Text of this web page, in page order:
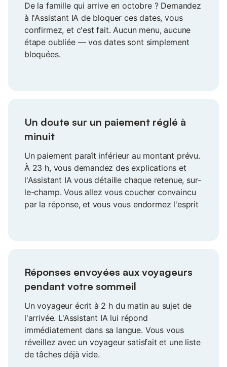
De la famille qui arrive en octobre ? Demandez
à l'Assistant IA de bloquer ces dates, vous
confirmez, et c'est fait. Aucun menu, aucune
étape oubliée — vos dates sont simplement
bloquées.
Un doute sur un paiement réglé à
minuit
Un paiement paraît inférieur au montant prévu.
À 23 h, vous demandez des explications et
l'Assistant IA vous détaille chaque retenue, sur-
le-champ. Vous allez vous coucher convaincu
par la réponse, et vous vous endormez l'esprit
Réponses envoyées aux voyageurs
pendant votre sommeil
Un voyageur écrit à 2 h du matin au sujet de
l'arrivée. L'Assistant IA lui répond
immédiatement dans sa langue. Vous vous
réveillez avec un voyageur satisfait et une liste
de tâches déjà vide.